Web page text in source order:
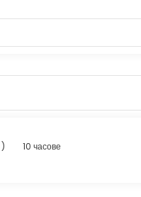
)
10 часове